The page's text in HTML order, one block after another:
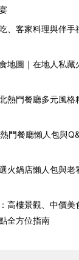
、客家料理與伴手
地圖｜在地人私藏
熱門餐廳多元風格
門餐廳懶人包與
火鍋店懶人包與老
高樓景觀、中價美
全方位指南